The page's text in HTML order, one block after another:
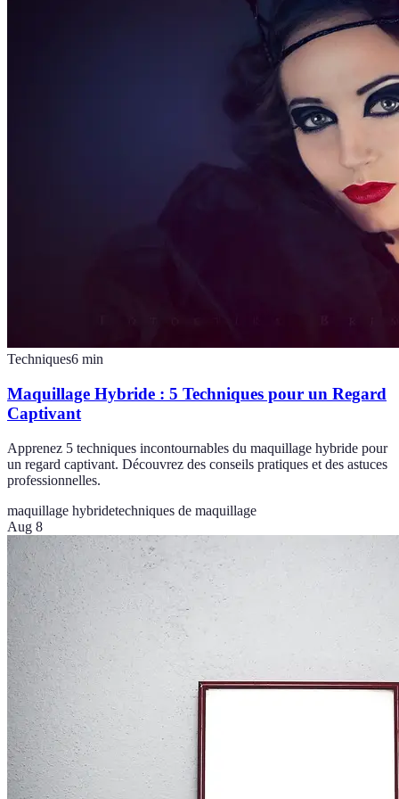
Techniques6 min
Maquillage Hybride : 5 Techniques pour un Regard
Captivant
Apprenez 5 techniques incontournables du maquillage hybride pour
un regard captivant. Découvrez des conseils pratiques et des astuces
professionnelles.
maquillage hybridetechniques de maquillage
Aug 8